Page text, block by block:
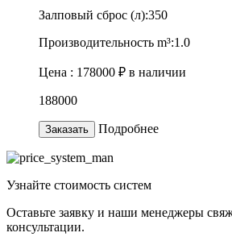
Залповый сброс (л):350
Производительность m³:1.0
Цена : 178000 ₽ в наличии
188000
Заказать Подробнее
Узнайте стоимость систем
Оставьте заявку и наши менеджеры
консультации.